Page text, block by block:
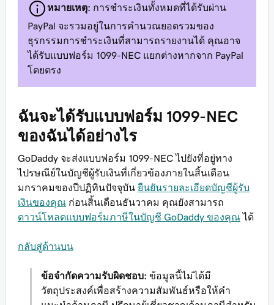
หมายเหตุ: การชำระเงินทั้งหมดที่ได้รับผ่าน
PayPal จะรวมอยู่ในการคำนวณยอดรวมของ
ธุรกรรมการชำระเงินที่สามารถรายงานได้ คุณอาจ
ได้รับแบบฟอร์ม 1099-NEC แยกต่างหากจาก PayPal
โดยตรง
ฉันจะได้รับแบบฟอร์ม 1099-NEC
ของฉันได้อย่างไร
GoDaddy จะส่งแบบฟอร์ม 1099-NEC ไปยังที่อยู่ทาง
ไปรษณีย์ในบัญชีผู้รับเงินที่เกี่ยวข้องภายในสิ้นเดือน
มกราคมของปีปฏิทินปัจจุบัน ยืนยันรายละเอียดบัญชีผู้รับ
เงินของคุณ ก่อนสิ้นเดือนธันวาคม คุณยังสามารถ
ดาวน์โหลดแบบฟอร์มภาษีในบัญชี GoDaddy ของคุณได้
กลับสู่ด้านบน
ข้อจำกัดความรับผิดชอบ: ข้อมูลนี้ไม่ได้มี
วัตถุประสงค์เพื่อสร้างความสัมพันธ์หรือให้คำ